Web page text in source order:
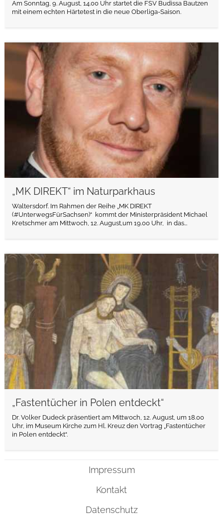
Am Sonntag, 9. August, 14.00 Uhr startet die FSV Budissa Bautzen
mit einem echten Härtetest in die neue Oberliga-Saison.
„MK DIREKT“ im Naturparkhaus
Waltersdorf. Im Rahmen der Reihe „MK DIREKT
(#UnterwegsFürSachsen)“ kommt der Ministerpräsident Michael
Kretschmer am Mittwoch, 12. August,um 19.00 Uhr, in das...
weiterlesen
„Fastentücher in Polen entdeckt“
Dr. Volker Dudeck präsentiert am Mittwoch, 12. August, um 18.00
Uhr, im Museum Kirche zum Hl. Kreuz den Vortrag „Fastentücher
in Polen entdeckt“.
weiterlesen
Impressum
Kontakt
Datenschutz